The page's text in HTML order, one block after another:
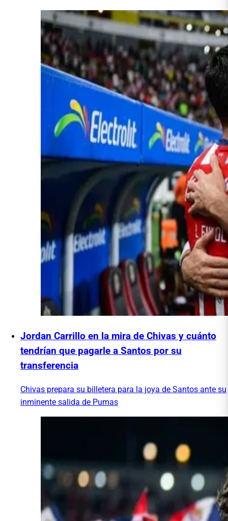
Jordan Carrillo en la mira de Chivas y cuánto
tendrían que pagarle a Santos por su
transferencia
Chivas prepara su billetera para la joya de Santos ante su
inminente salida de Pumas